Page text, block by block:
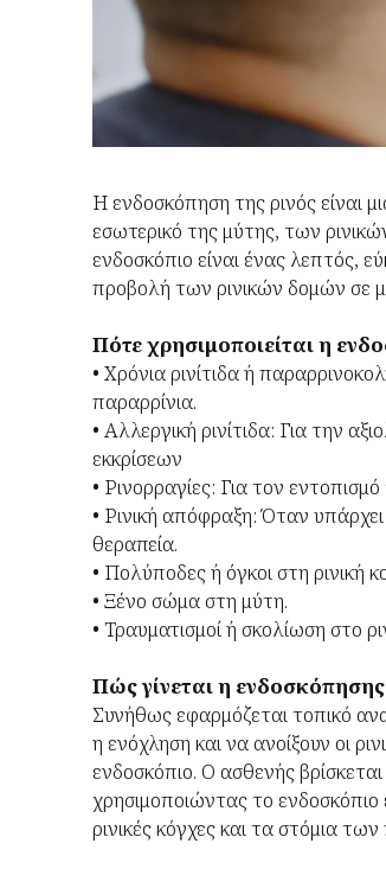
Η ενδοσκόπηση της ρινός είναι
εσωτερικό της μύτης, των
ενδοσκόπιο είναι ένας λεπτός,
προβολή των ρινικών δομών σε
Πότε χρησιμοποιείται η
• Χρόνια ρινίτιδα ή
παραρρίνια.
• Αλλεργική ρινίτιδα: Για την
εκκρίσεων
• Ρινορραγίες: Για τον
• Ρινική απόφραξη: Όταν
θεραπεία.
• Πολύποδες ή όγκοι στη ρινική
• Ξένο σώμα στη μύτη.
• Τραυματισμοί ή σκολίωση στο
Πώς γίνεται η ενδοσκόπησης
Συνήθως εφαρμόζεται τοπικό
η ενόχληση και να ανοίξουν οι
ενδοσκόπιο. Ο ασθενής
χρησιμοποιώντας το ενδοσκόπιο
ρινικές κόγχες και τα στόμια